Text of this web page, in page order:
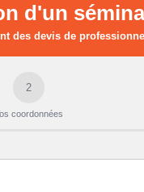
d'un
des devis de
2
coordonnées